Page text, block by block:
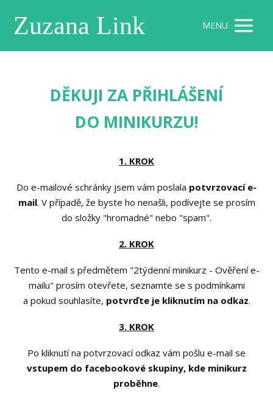
Zuzana Link MENU
DĚKUJI ZA PŘIHLÁŠENÍ
DO MINIKURZU!
1. KROK
Do e-mailové schránky jsem vám poslala potvrzovací e-
mail. V případě, že byste ho nenašli, podívejte se prosím
do složky "hromadné" nebo "spam".
2. KROK
Tento e-mail s předmětem "2týdenní minikurz - Ověření e-
mailu" prosím otevřete, seznamte se s podmínkami
a pokud souhlasíte, potvrďte je kliknutím na odkaz.
3. KROK
Po kliknutí na potvrzovací odkaz vám pošlu e-mail se
vstupem do facebookové skupiny, kde minikurz
proběhne.